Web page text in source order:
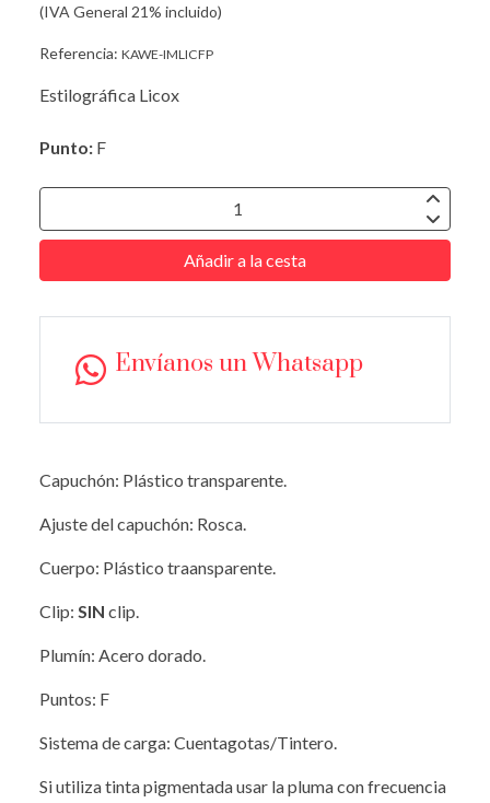
(IVA General 21% incluido)
Referencia: KAWE-IMLICFP
Estilográfica Licox
Punto: F
Añadir a la cesta
Envíanos un Whatsapp
Capuchón: Plástico transparente.
Ajuste del capuchón: Rosca.
Cuerpo: Plástico traansparente.
Clip: SIN clip.
Plumín: Acero dorado.
Puntos: F
Sistema de carga: Cuentagotas/Tintero.
Si utiliza tinta pigmentada usar la pluma con frecuencia